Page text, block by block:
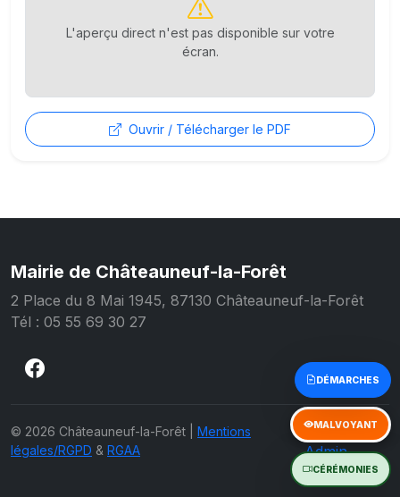
L'aperçu direct n'est pas disponible sur votre
écran.
Ouvrir / Télécharger le PDF
Mairie de Châteauneuf-la-Forêt
2 Place du 8 Mai 1945, 87130 Châteauneuf-la-Forêt
Tél : 05 55 69 30 27
© 2026 Châteauneuf-la-Forêt | Mentions
légales/RGPD & RGAA
Accès
Admin